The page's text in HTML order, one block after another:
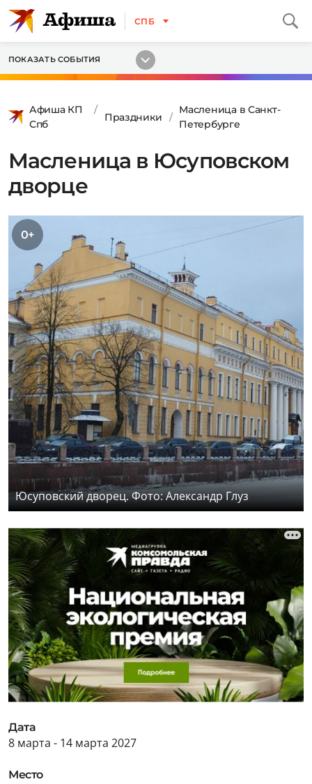
СПБ
ПОКАЗАТЬ СОБЫТИЯ
Афиша КП
Спб
Праздники
Масленица в Санкт-
Петербурге
Масленица в Юсуповском
дворце
0+
Юсуповский дворец. Фото: Александр Глуз
Дата
8 марта - 14 марта 2027
Место